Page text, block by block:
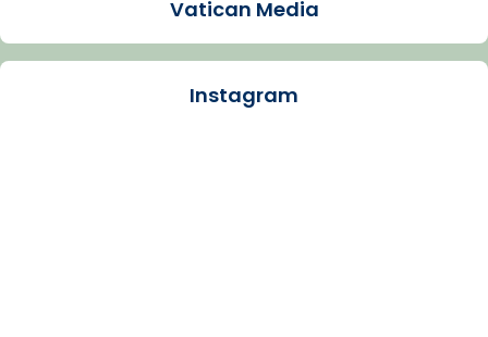
Arquebisbat de Barcelona
Vatican Media
Instagram